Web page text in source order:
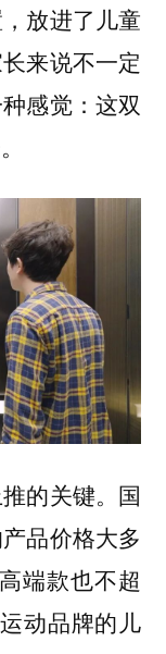
放进了儿童
来说不一定
感觉：这双
的关键。国
品价格大多
端款也不超
动品牌的儿